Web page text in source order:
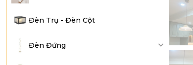
Đèn Trụ - Đèn Cột
Đèn Đứng